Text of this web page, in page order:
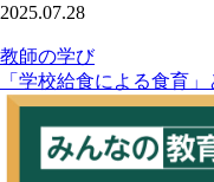
2025.07.28
教師の学び
「学校給食による食育